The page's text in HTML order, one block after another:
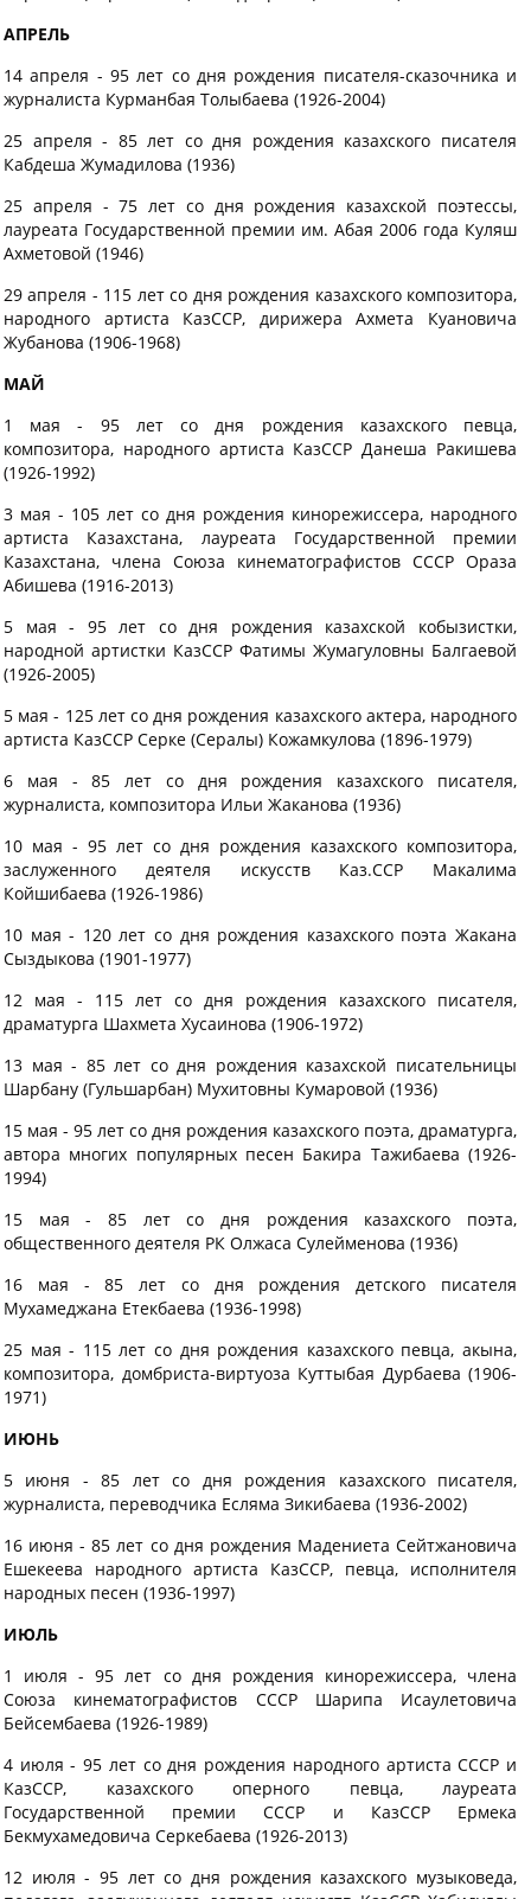
АПРЕЛЬ
14 апреля - 95 лет со дня рождения писателя-сказочника и
журналиста Курманбая Толыбаева (1926-2004)
25 апреля - 85 лет со дня рождения казахского писателя
Кабдеша Жумадилова (1936)
25 апреля - 75 лет со дня рождения казахской поэтессы,
лауреата Государственной премии им. Абая 2006 года Куляш
Ахметовой (1946)
29 апреля - 115 лет со дня рождения казахского композитора,
народного артиста КазССР, дирижера Ахмета Куановича
Жубанова (1906-1968)
МАЙ
1 мая - 95 лет со дня рождения казахского певца,
композитора, народного артиста КазССР Данеша Ракишева
(1926-1992)
3 мая - 105 лет со дня рождения кинорежиссера, народного
артиста Казахстана, лауреата Государственной премии
Казахстана, члена Союза кинематографистов СССР Ораза
Абишева (1916-2013)
5 мая - 95 лет со дня рождения казахской кобызистки,
народной артистки КазССР Фатимы Жумагуловны Балгаевой
(1926-2005)
5 мая - 125 лет со дня рождения казахского актера, народного
артиста КазССР Серке (Сералы) Кожамкулова (1896-1979)
6 мая - 85 лет со дня рождения казахского писателя,
журналиста, композитора Ильи Жаканова (1936)
10 мая - 95 лет со дня рождения казахского композитора,
заслуженного деятеля искусств Каз.ССР Макалима
Койшибаева (1926-1986)
10 мая - 120 лет со дня рождения казахского поэта Жакана
Сыздыкова (1901-1977)
12 мая - 115 лет со дня рождения казахского писателя,
драматурга Шахмета Хусаинова (1906-1972)
13 мая - 85 лет со дня рождения казахской писательницы
Шарбану (Гульшарбан) Мухитовны Кумаровой (1936)
15 мая - 95 лет со дня рождения казахского поэта, драматурга,
автора многих популярных песен Бакира Тажибаева (1926-
1994)
15 мая - 85 лет со дня рождения казахского поэта,
общественного деятеля РК Олжаса Сулейменова (1936)
16 мая - 85 лет со дня рождения детского писателя
Мухамеджана Етекбаева (1936-1998)
25 мая - 115 лет со дня рождения казахского певца, акына,
композитора, домбриста-виртуоза Куттыбая Дурбаева (1906-
1971)
ИЮНЬ
5 июня - 85 лет со дня рождения казахского писателя,
журналиста, переводчика Есляма Зикибаева (1936-2002)
16 июня - 85 лет со дня рождения Мадениета Сейтжановича
Ешекеева народного артиста КазССР, певца, исполнителя
народных песен (1936-1997)
ИЮЛЬ
1 июля - 95 лет со дня рождения кинорежиссера, члена
Союза кинематографистов СССР Шарипа Исаулетовича
Бейсембаева (1926-1989)
4 июля - 95 лет со дня рождения народного артиста СССР и
КазССР, казахского оперного певца, лауреата
Государственной премии СССР и КазССР Ермека
Бекмухамедовича Серкебаева (1926-2013)
12 июля - 95 лет со дня рождения казахского музыковеда,